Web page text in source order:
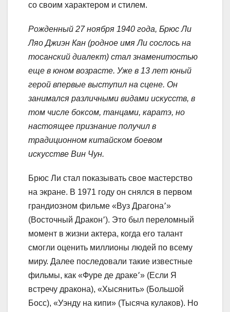
со своим характером и стилем.
Рожденный 27 ноября 1940 года, Брюс Ли
Ляо Джиэн Кан (родное имя Ли сослось на
тосанский диалект) стал знаменитостью
еще в юном возрасте. Уже в 13 лет юный
герой впервые выступил на сцене. Он
занимался различными видами искусств, в
том числе боксом, танцами, каратэ, но
настоящее признание получил в
традиционном китайском боевом
искусстве Вин Чун.
Брюс Ли стал показывать свое мастерство
на экране. В 1971 году он снялся в первом
грандиозном фильме «Вуз Драгона՚»
(Восточный Дракон՚). Это был переломный
момент в жизни актера, когда его талант
смогли оценить миллионы людей по всему
миру. Далее последовали такие известные
фильмы, как «Фуре де драке՚» (Если Я
встречу дракона), «Хысянить» (Большой
Босс), «Уэнду на кипи» (Тысяча кулаков). Но